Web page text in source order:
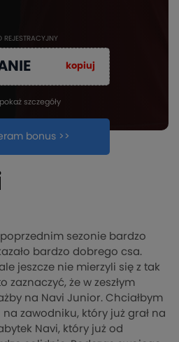
REJESTRACYJNY
kopiuj
bonus >>
pokaż szczegóły
sezonie bardzo
bardzo dobrego csa.
jeszcze nie mierzyli się z tak
zaznaczyć, że w zeszłym
na Navi Junior. Chciałbym
zawodniku, który już grał na
Navi, który już od